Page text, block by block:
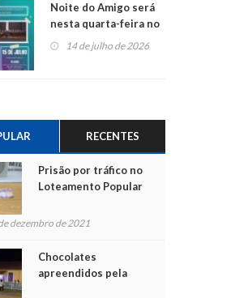
Noite do Amigo será
nesta quarta-feira no
Centro de Cultura de
14 de julho de 2026
RECENTES
Prisão por tráfico no
Loteamento Popular
dezembro de 2021
Chocolates
apreendidos pela